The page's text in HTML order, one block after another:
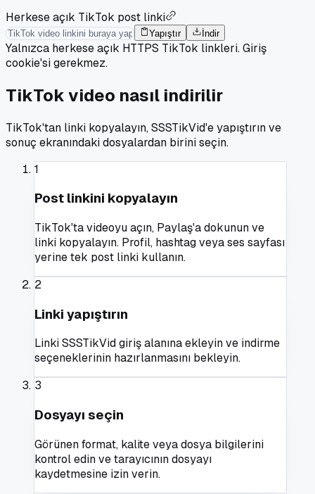
Herkese açık TikTok post linki
Yapıştır İndir
Yalnızca herkese açık HTTPS TikTok linkleri. Giriş
cookie'si gerekmez.
TikTok video nasıl indirilir
TikTok'tan linki kopyalayın, SSSTikVid'e yapıştırın ve
sonuç ekranındaki dosyalardan birini seçin.
1
Post linkini kopyalayın
TikTok'ta videoyu açın, Paylaş'a dokunun ve
linki kopyalayın. Profil, hashtag veya ses sayfası
yerine tek post linki kullanın.
2
Linki yapıştırın
Linki SSSTikVid giriş alanına ekleyin ve indirme
seçeneklerinin hazırlanmasını bekleyin.
3
Dosyayı seçin
Görünen format, kalite veya dosya bilgilerini
kontrol edin ve tarayıcının dosyayı
kaydetmesine izin verin.